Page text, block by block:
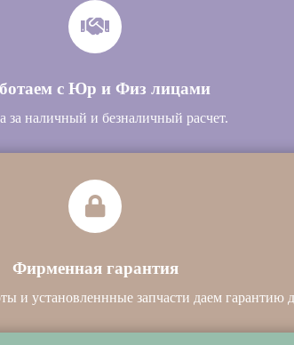
с Юр и Физ лицами
за наличный и безналичный расчет.
Фирменная гарантия
и установленнные запчасти даем гарантию